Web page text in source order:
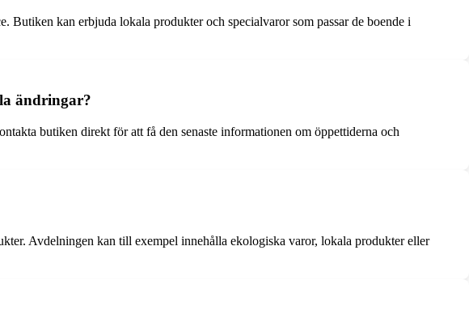
kan erbjuda lokala produkter och specialvaror som passar de boende i
ändringar?
butiken direkt för att få den senaste informationen om öppettiderna och
Avdelningen kan till exempel innehålla ekologiska varor, lokala produkter eller